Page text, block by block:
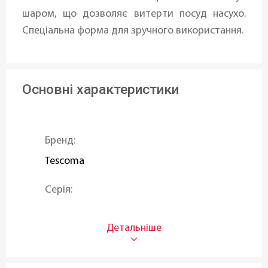
шаром, що дозволяє витерти посуд насухо.
Спеціальна форма для зручного використання.
Основні характеристики
Бренд:
Tescoma
Серія: